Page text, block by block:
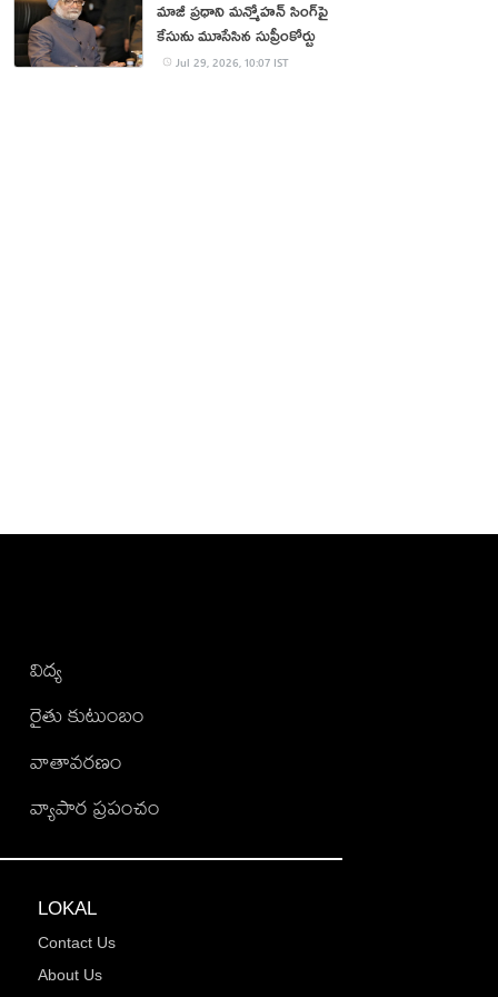
మాజీ ప్రధాని మన్మోహన్ సింగ్‌పై
కేసును మూసేసిన సుప్రీంకోర్టు
Jul 29, 2026, 10:07 IST
విద్య
రైతు కుటుంబం
వాతావరణం
వ్యాపార ప్రపంచం
LOKAL
Contact Us
About Us